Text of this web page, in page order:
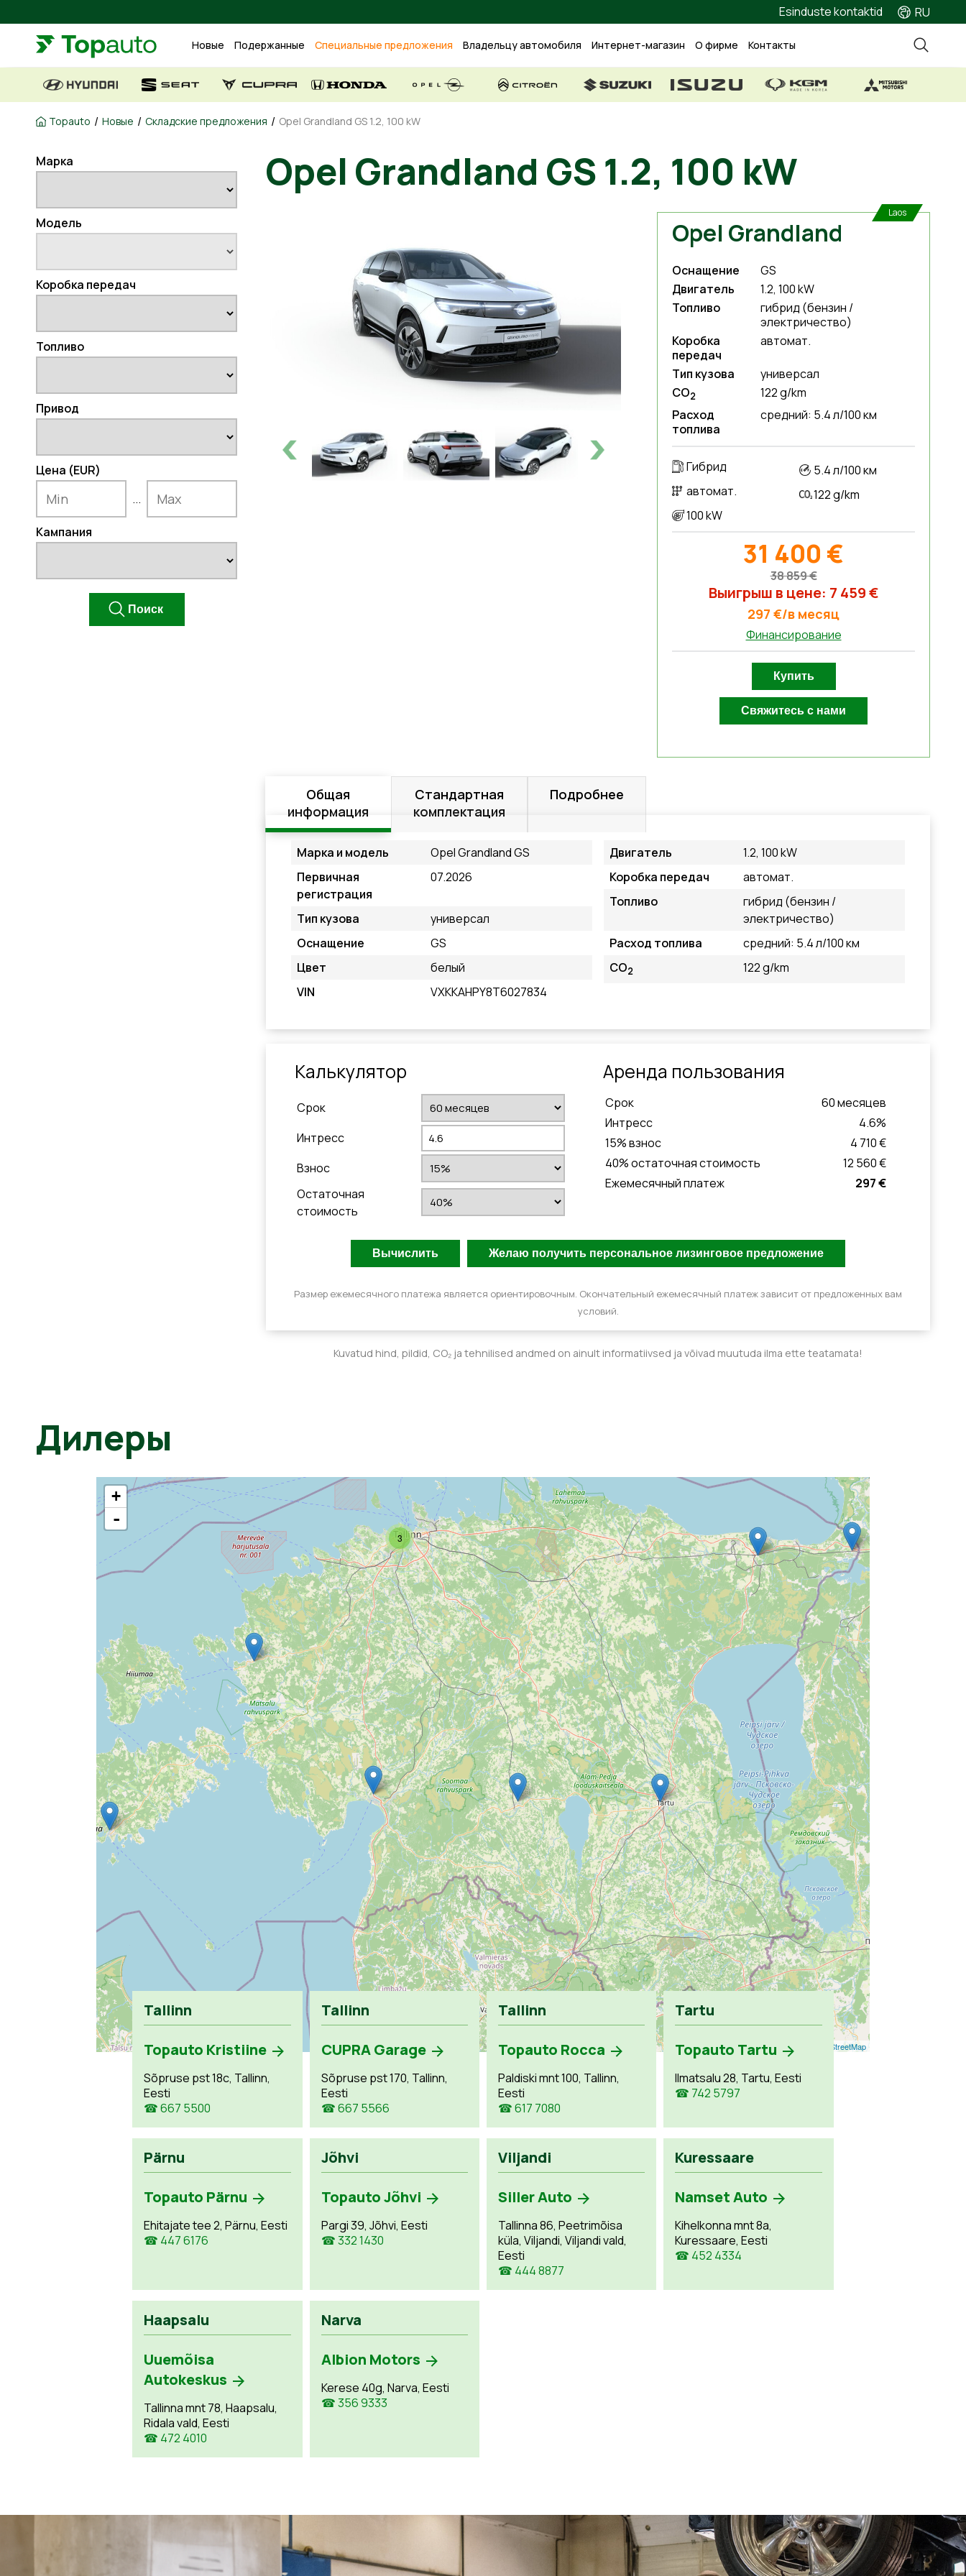
Esinduste kontaktid RU
Новые Подержанные Специальные предложения Владельцу автомобиля Интернет-магазин О фирме Контакты
Topauto / Новые / Складские предложения / Opel Grandland GS 1.2, 100 kW
Марка
Модель
Коробка передач
Топливо
Привод
Цена (EUR)
...
Кампания
Opel Grandland GS 1.2, 100 kW
Opel Grandland
Laos
Оснащение
GS
Двигатель
1.2, 100 kW
Топливо
гибрид (бензин /
электричество)
Коробка
передач
автомат.
Тип кузова
универсал
CO2
122 g/km
Расход
топлива
средний: 5.4 л/100 км
Гибрид
автомат.
100 kW
5.4 л/100 км
122 g/km
31 400 €
38 859 €
Выигрыш в цене: 7 459 €
297 €/в месяц
Финансирование
Общая
информация
Стандартная
комплектация
Подробнее
Марка и модель
Opel Grandland GS
Первичная
регистрация
07.2026
Тип кузова
универсал
Оснащение
GS
Цвет
белый
VIN
VXKKAHPY8T6027834
Двигатель
1.2, 100 kW
Коробка передач
автомат.
Топливо
гибрид (бензин /
электричество)
Расход топлива
средний: 5.4 л/100 км
CO2 122 g/km
Калькулятор
Cрок
Интресс
Взнос
Остаточная
стоимость
Aренда пользования
Cрок 60месяцeв
Интресс
4.6%
15% взнос
4 710 €
40% остаточная стоимость
12 560 €
Ежемесячный платеж
297 €
Размер ежемесячного платежа является ориентировочным. Окончательный ежемесячный платеж зависит от предложенных вам
условий.
Kuvatud hind, pildid, CO₂ ja tehnilised andmed on ainult informatiivsed ja võivad muutuda ilma ette teatamata!
Дилеры
3
+
-
Leaflet OpenStreetMap
Tallinn
Topauto Kristiine
Sõpruse pst 18c, Tallinn,
Eesti
☎ 667 5500
Tallinn
CUPRA Garage
Sõpruse pst 170, Tallinn,
Eesti
☎ 667 5566
Tallinn
Topauto Rocca
Paldiski mnt 100, Tallinn,
Eesti
☎ 617 7080
Tartu
Topauto Tartu
Ilmatsalu 28, Tartu, Eesti
☎ 742 5797
Pärnu
Topauto Pärnu
Ehitajate tee 2, Pärnu, Eesti
☎ 447 6176
Jõhvi
Topauto Jõhvi
Pargi 39, Jõhvi, Eesti
☎ 332 1430
Viljandi
Siller Auto
Tallinna 86, Peetrimõisa
küla, Viljandi, Viljandi vald,
Eesti
☎ 444 8877
Kuressaare
Namset Auto
Kihelkonna mnt 8a,
Kuressaare, Eesti
☎ 452 4334
Haapsalu
Uuemõisa
Autokeskus
Tallinna mnt 78, Haapsalu,
Ridala vald, Eesti
☎ 472 4010
Narva
Albion Motors
Kerese 40g, Narva, Eesti
☎ 356 9333